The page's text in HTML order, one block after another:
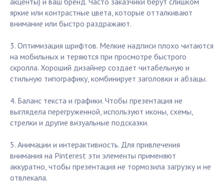
яркие или контрастные цвета, которые отталкивают
внимание или быстро раздражают.
3. Оптимизация шрифтов. Мелкие надписи плохо читаются
на мобильных и теряются при просмотре быстрого
скролла. Хороший дизайнер создает читабельную и
стильную типографику, комбинирует заголовки и абзацы.
4. Баланс текста и графики. Чтобы презентация не
выглядела перегруженной, используют иконы, схемы,
стрелки и другие визуальные подсказки.
5. Анимации и интерактивность. Для привлечения
внимания на Pinterest эти элементы применяют
аккуратно, чтобы презентация не тормозила загрузку и не
отвлекала.